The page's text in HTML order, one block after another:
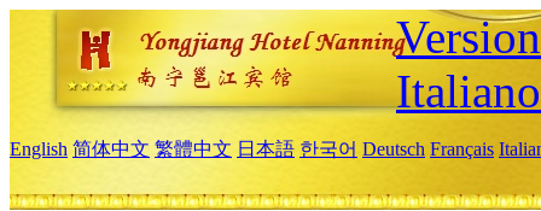
Italiano
English 简体中文 繁體中文 日本語 한국어 Deutsch Français